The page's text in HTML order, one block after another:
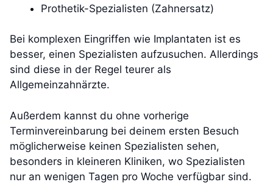
Prothetik-Spezialisten (Zahnersatz)
Bei komplexen Eingriffen wie Implantaten ist es
besser, einen Spezialisten aufzusuchen. Allerdings
sind diese in der Regel teurer als
Allgemeinzahnärzte.
Außerdem kannst du ohne vorherige
Terminvereinbarung bei deinem ersten Besuch
möglicherweise keinen Spezialisten sehen,
besonders in kleineren Kliniken, wo Spezialisten
nur an wenigen Tagen pro Woche verfügbar sind.